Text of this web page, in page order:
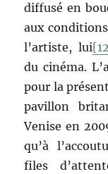
diffusé en
aux
l’artiste, lui
du cinéma.
pour la
pavillon
Venise en
qu’à
files